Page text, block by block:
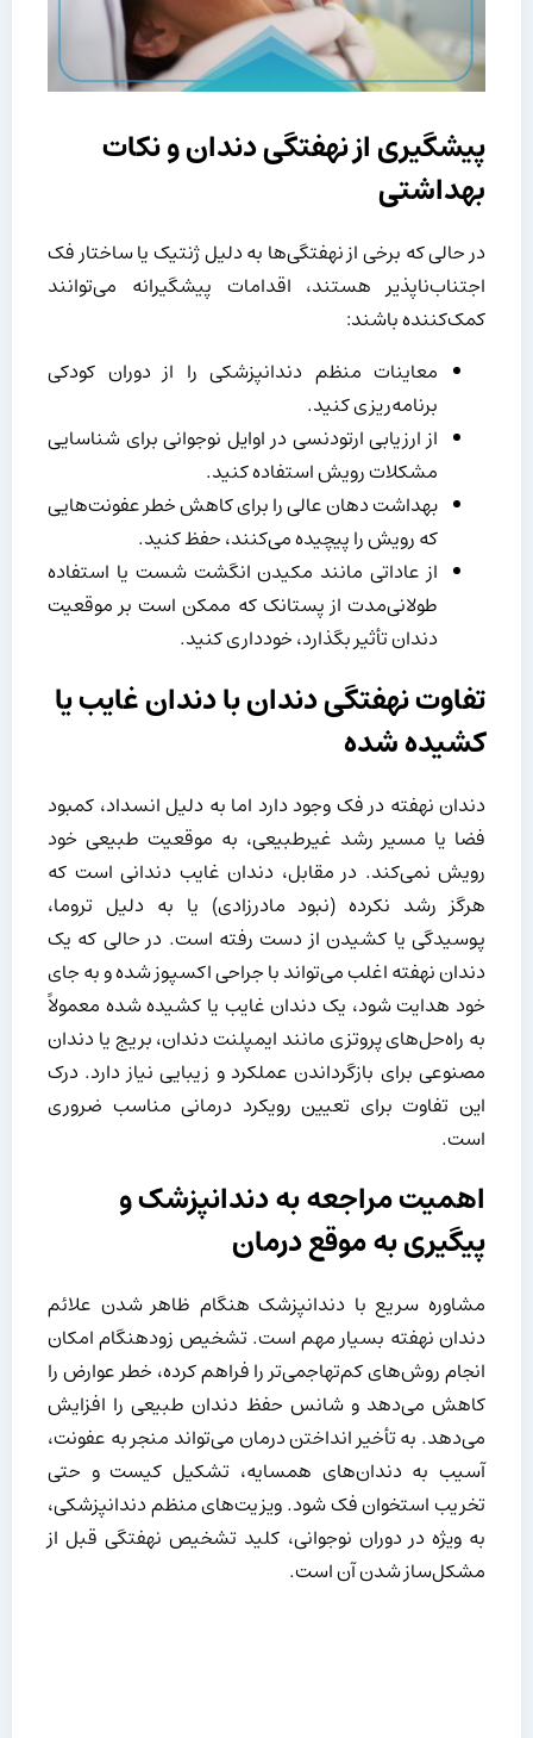
پیشگیری از نهفتگی دندان و نکات
بهداشتی
در حالی که برخی از نهفتگی‌ها به دلیل ژنتیک یا ساختار فک
اجتناب‌ناپذیر هستند، اقدامات پیشگیرانه می‌توانند
کمک‌کننده باشند:
معاینات منظم دندانپزشکی را از دوران کودکی
برنامه‌ریزی کنید.
از ارزیابی ارتودنسی در اوایل نوجوانی برای شناسایی
مشکلات رویش استفاده کنید.
بهداشت دهان عالی را برای کاهش خطر عفونت‌هایی
که رویش را پیچیده می‌کنند، حفظ کنید.
از عاداتی مانند مکیدن انگشت شست یا استفاده
طولانی‌مدت از پستانک که ممکن است بر موقعیت
دندان تأثیر بگذارد، خودداری کنید.
تفاوت نهفتگی دندان با دندان غایب یا
کشیده شده
دندان نهفته در فک وجود دارد اما به دلیل انسداد، کمبود
فضا یا مسیر رشد غیرطبیعی، به موقعیت طبیعی خود
رویش نمی‌کند. در مقابل، دندان غایب دندانی است که
هرگز رشد نکرده (نبود مادرزادی) یا به دلیل تروما،
پوسیدگی یا کشیدن از دست رفته است. در حالی که یک
دندان نهفته اغلب می‌تواند با جراحی اکسپوز شده و به جای
خود هدایت شود، یک دندان غایب یا کشیده شده معمولاً
به راه‌حل‌های پروتزی مانند ایمپلنت دندان، بریج یا دندان
مصنوعی برای بازگرداندن عملکرد و زیبایی نیاز دارد. درک
این تفاوت برای تعیین رویکرد درمانی مناسب ضروری
است.
اهمیت مراجعه به دندانپزشک و
پیگیری به موقع درمان
مشاوره سریع با دندانپزشک هنگام ظاهر شدن علائم
دندان نهفته بسیار مهم است. تشخیص زودهنگام امکان
انجام روش‌های کم‌تهاجمی‌تر را فراهم کرده، خطر عوارض را
کاهش می‌دهد و شانس حفظ دندان طبیعی را افزایش
می‌دهد. به تأخیر انداختن درمان می‌تواند منجر به عفونت،
آسیب به دندان‌های همسایه، تشکیل کیست و حتی
تخریب استخوان فک شود. ویزیت‌های منظم دندانپزشکی،
به ویژه در دوران نوجوانی، کلید تشخیص نهفتگی قبل از
مشکل‌ساز شدن آن است.